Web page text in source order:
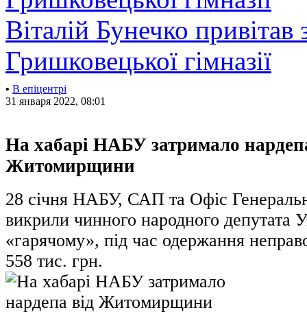
Віталій Бунечко
Гришковецької гімназії
• В епіцентрі
31 января 2022, 08:01
На хабарі НАБУ затримало
Житомирщини
28 січня НАБУ, САП та Офіс
викрили чинного народного депутата
«гарячому», під час одержання
558 тис. грн.